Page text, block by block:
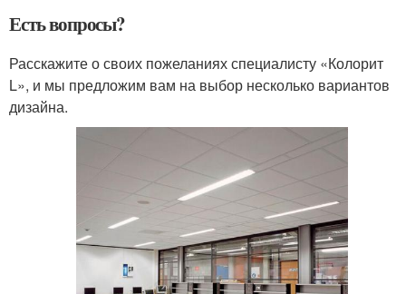
Есть вопросы?
Расскажите о своих пожеланиях специалисту «Колорит
L», и мы предложим вам на выбор несколько вариантов
дизайна.